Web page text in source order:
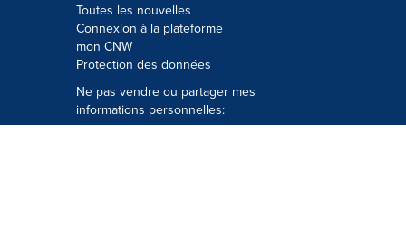
Toutes les nouvelles
Connexion à la plateforme
mon CNW
Protection des données
Ne pas vendre ou partager mes
informations personnelles: